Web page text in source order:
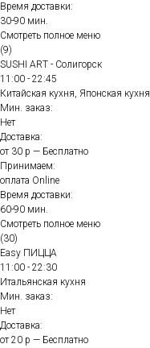
Время доставки:
30-90 мин.
Смотреть полное меню
(9)
SUSHI ART - Солигорск
11:00 - 22:45
Китайская кухня, Японская кухня
Мин. заказ:
Нет
Доставка:
от 30 р — Бесплатно
Принимаем:
оплата Online
Время доставки:
60-90 мин.
Смотреть полное меню
(30)
Easy ПИЦЦА
11:00 - 22:30
Итальянская кухня
Мин. заказ:
Нет
Доставка:
от 20 р — Бесплатно